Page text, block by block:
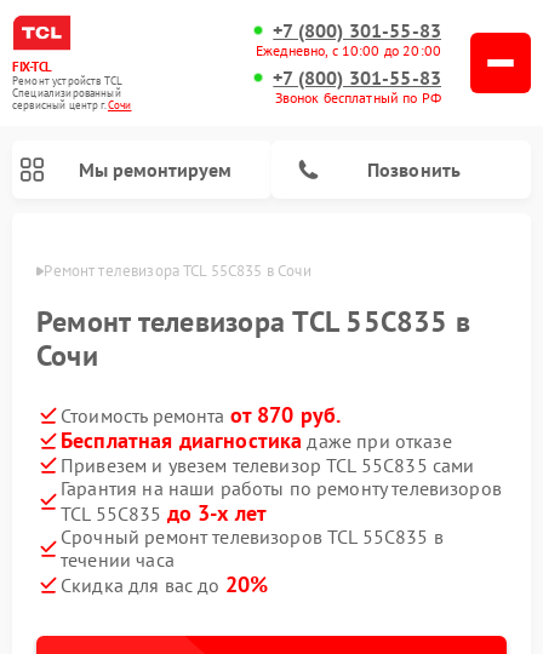
FIX-TCL
Ремонт устройств TCL
Специализированный
cервисный центр г.Сочи
+7 (800) 301-55-83
Ежедневно, с 10:00 до 20:00
+7 (800) 301-55-83
Звонок бесплатный по РФ
Мы ремонтируем Позвонить
Сочи Ремонт телевизора TCL 55C835 в Сочи
Ремонт телевизора TCL 55C835 в
Сочи
Стоимость ремонта от 870 руб.
Бесплатная диагностика даже при отказе
Привезем и увезем телевизор TCL 55C835 сами
Гарантия на наши работы по ремонту телевизоров
TCL 55C835 до 3-х лет
Срочный ремонт телевизоров TCL 55C835 в
течении часа
Скидка для вас до 20%